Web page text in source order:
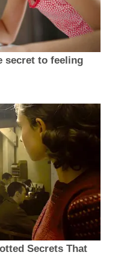
secret to feeling
Secrets That